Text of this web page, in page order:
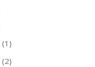
(1)
(2)